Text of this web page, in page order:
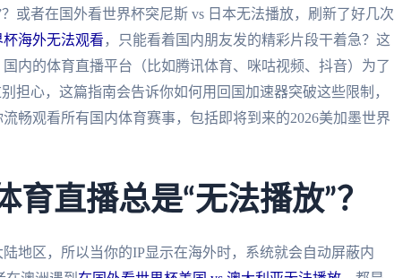
或者在国外看世界杯突尼斯 vs 日本无法播放，刷新了好几次
海外无法观看 ，只能看着国内朋友发的精彩片段干着急？这
内的体育直播平台（比如腾讯体育、咪咕视频、抖音）为了
担心，这篇指南会告诉你如何用回国加速器突破这些限制，
畅观看所有国内体育赛事，包括即将到来的2026美加墨世界
直播总是“无法播放”？
地区，所以当你的IP显示在海外时，系统就会自动屏蔽内